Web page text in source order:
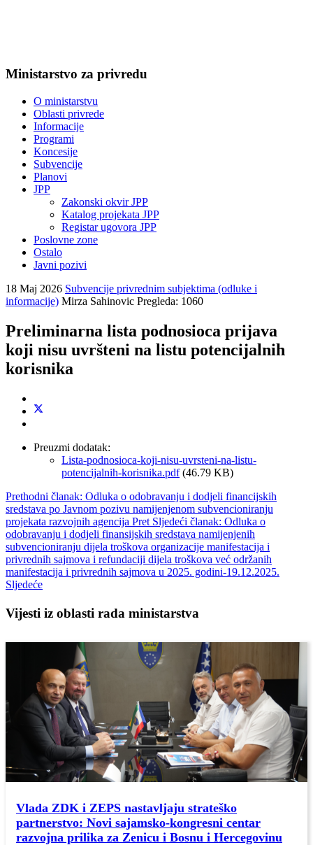
Ministarstvo za privredu
O ministarstvu
Oblasti privrede
Informacije
Programi
Koncesije
Subvencije
Planovi
JPP
Zakonski okvir JPP
Katalog projekata JPP
Registar ugovora JPP
Poslovne zone
Ostalo
Javni pozivi
18 Maj 2026 Subvencije privrednim subjektima (odluke i
informacije) Mirza Sahinovic Pregleda: 1060
Preliminarna lista podnosioca prijava
koji nisu uvršteni na listu potencijalnih
korisnika
Preuzmi dodatak:
Lista-podnosioca-koji-nisu-uvrsteni-na-listu-
potencijalnih-korisnika.pdf(46.79 KB)
Prethodni članak: Odluka o odobravanju i dodjeli financijskih
sredstava po Javnom pozivu namijenjenom subvencioniranju
projekata razvojnih agencija Pret Sljedeći članak: Odluka o
odobravanju i dodjeli finansijskih sredstava namijenjenih
subvencioniranju dijela troškova organizacije manifestacija i
privrednih sajmova i refundaciji dijela troškova već održanih
manifestacija i privrednih sajmova u 2025. godini-19.12.2025.
Sljedeće
Vijesti iz oblasti rada ministarstva
Vlada ZDK i ZEPS nastavljaju strateško
partnerstvo: Novi sajamsko-kongresni centar
razvojna prilika za Zenicu i Bosnu i Hercegovinu